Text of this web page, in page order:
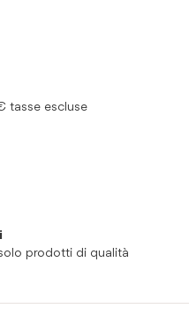
tasse escluse
prodotti di qualità